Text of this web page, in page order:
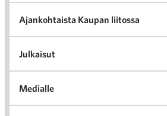
Ajankohtaista Kaupan liitossa
Julkaisut
Medialle